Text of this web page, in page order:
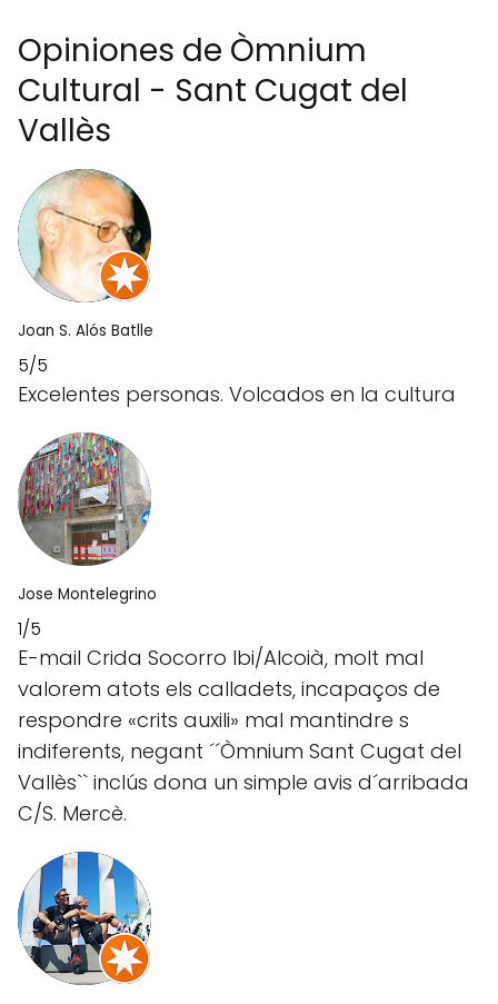
Opiniones de Òmnium
Cultural - Sant Cugat del
Vallès
Joan S. Alós Batlle
5/5
Excelentes personas. Volcados en la cultura
Jose Montelegrino
1/5
E-mail Crida Socorro Ibi/Alcoià, molt mal
valorem atots els calladets, incapaços de
respondre «crits auxili» mal mantindre s
indiferents, negant ´´Òmnium Sant Cugat del
Vallès`` inclús dona un simple avis d´arribada
C/S. Mercè.